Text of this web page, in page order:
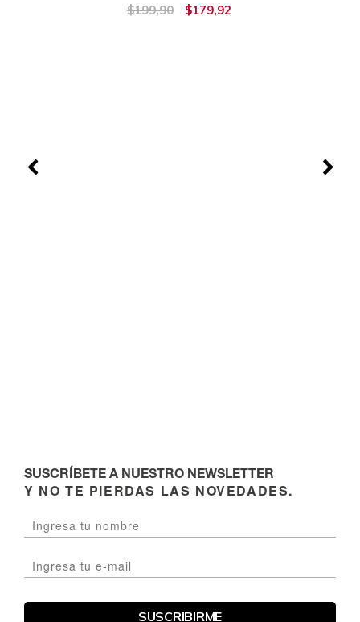
$199,90 $179,92
SUSCRÍBETE A NUESTRO NEWSLETTER
Y NO TE PIERDAS LAS NOVEDADES.